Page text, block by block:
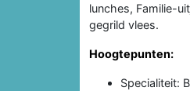
lunches, Familie-
gegrild vlees.
Hoogtepunten:
Specialiteit: